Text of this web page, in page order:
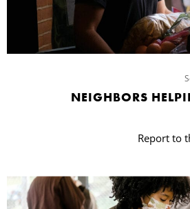
NEIGHBORS
Report to